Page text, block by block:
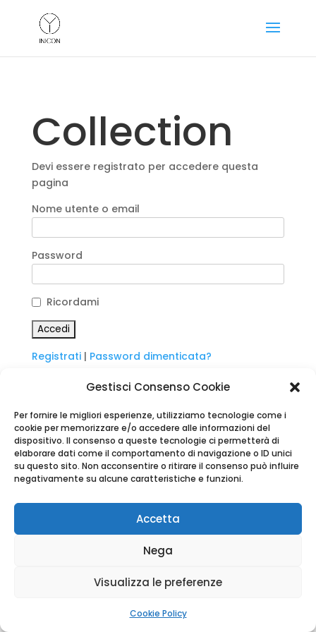
Gestisci Consenso Cookie
Per fornire le migliori esperienze, utilizziamo tecnologie come i
cookie per memorizzare e/o accedere alle informazioni del
dispositivo. Il consenso a queste tecnologie ci permetterà di
elaborare dati come il comportamento di navigazione o ID unici
su questo sito. Non acconsentire o ritirare il consenso può influire
negativamente su alcune caratteristiche e funzioni.
Accetta
Nega
Visualizza le preferenze
Cookie Policy
Collection
Devi essere registrato per accedere questa
pagina
Nome utente o email
Password
Ricordami
Registrati | Password dimenticata?
Design byNethics